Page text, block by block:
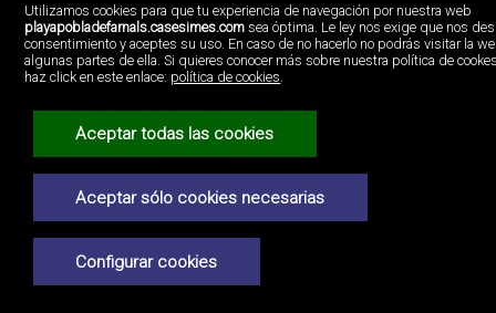
Cases i més Playa Pobla de Farnals
Av. Del Mar No.1
España
(+34)96.146.16.16
Aviso Legal
Política de Cookies
Utilizamos cookies para que tu experiencia de navegación por nuestra web
playapobladefarnals.casesimes.com sea óptima. Le ley nos exige que nos
consentimiento y aceptes su uso. En caso de no hacerlo no podrás visitar la
algunas partes de ella. Si quieres conocer más sobre nuestra política de
haz click en este enlace: política de cookies
Aceptar todas las cookies
Aceptar sólo cookies necesarias
Configurar cookies